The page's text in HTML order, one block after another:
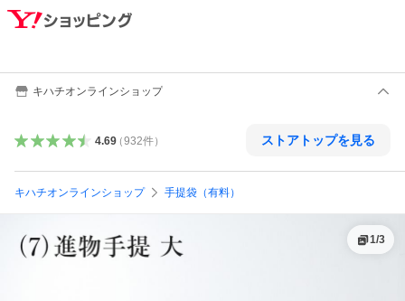
キハチオンラインショップ
4.69（932件） ストアトップを見る
キハチオンラインショップ 手提袋（有料）
1/3